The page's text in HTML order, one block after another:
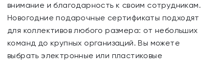
внимание и благодарность к своим сотрудникам.
Новогодние подарочные сертификаты подходят
для коллективов любого размера: от небольших
команд до крупных организаций. Вы можете
выбрать электронные или пластиковые